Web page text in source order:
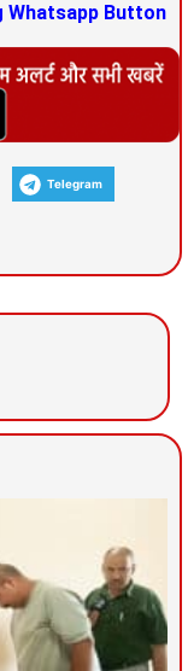
Whatsapp Button
Telegram